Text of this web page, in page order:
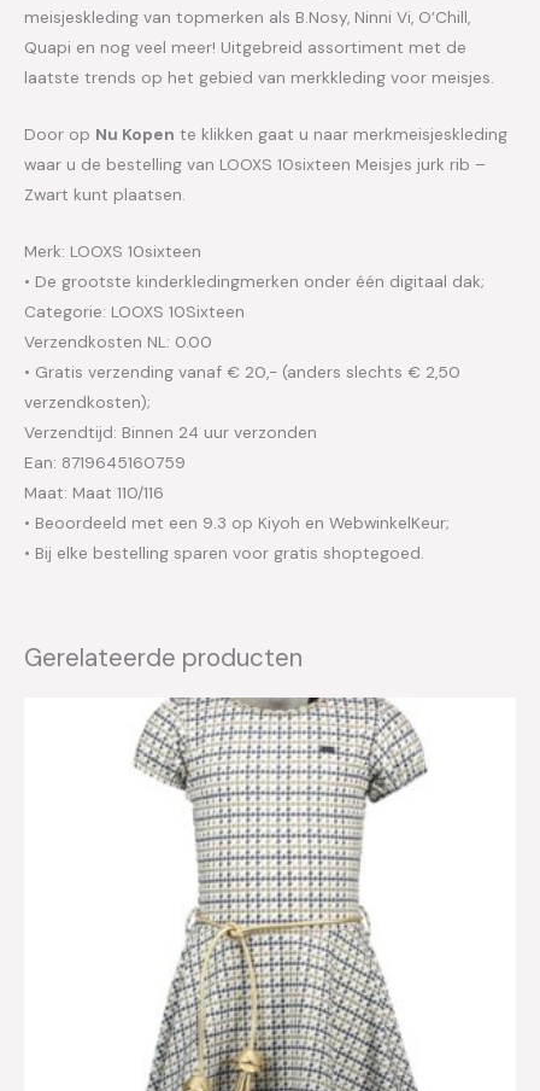
meisjeskleding van topmerken als B.Nosy, Ninni Vi, O’Chill,
Quapi en nog veel meer! Uitgebreid assortiment met de
laatste trends op het gebied van merkkleding voor meisjes.
Door op Nu Kopen te klikken gaat u naar merkmeisjeskleding
waar u de bestelling van LOOXS 10sixteen Meisjes jurk rib –
Zwart kunt plaatsen.
Merk: LOOXS 10sixteen
• De grootste kinderkledingmerken onder één digitaal dak;
Categorie: LOOXS 10Sixteen
Verzendkosten NL: 0.00
• Gratis verzending vanaf € 20,- (anders slechts € 2,50
verzendkosten);
Verzendtijd: Binnen 24 uur verzonden
Ean: 8719645160759
Maat: Maat 110/116
• Beoordeeld met een 9.3 op Kiyoh en WebwinkelKeur;
• Bij elke bestelling sparen voor gratis shoptegoed.
Gerelateerde producten